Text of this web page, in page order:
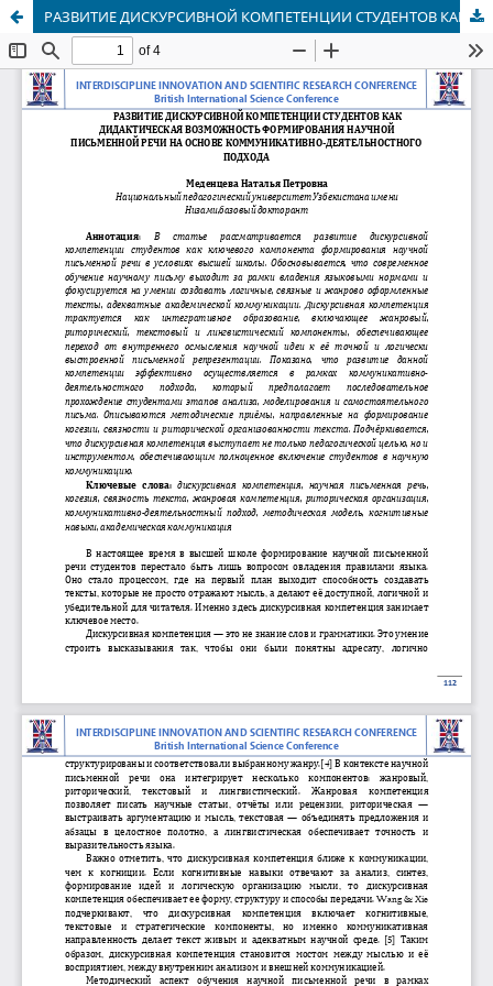
РАЗВИТИЕ ДИСКУРСИВНОЙ КОМПЕТЕНЦИИ СТУДЕНТОВ КАК ДИДАКТИЧЕСКАЯ ВОЗМОЖНОСТЬ ФОРМИРОВАНИЯ НАУЧНОЙ ПИСЬМЕННОЙ РЕЧИ НА ОСНОВЕ КОММУНИКАТИВНО-ДЕЯТЕЛЬНОСТНОГО ПОДХОДА